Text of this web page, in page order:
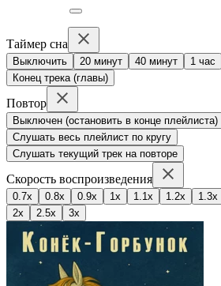
Таймер сна
Выключить 20 минут 40 минут 1 час
Конец трека (главы)
Повтор
Выключен (остановить в конце плейлиста)
Слушать весь плейлист по кругу
Слушать текущий трек на повторе
Скорость воспроизведения
0.7x 0.8x 0.9x 1x 1.1x 1.2x 1.3x
2x
2.5x 3x